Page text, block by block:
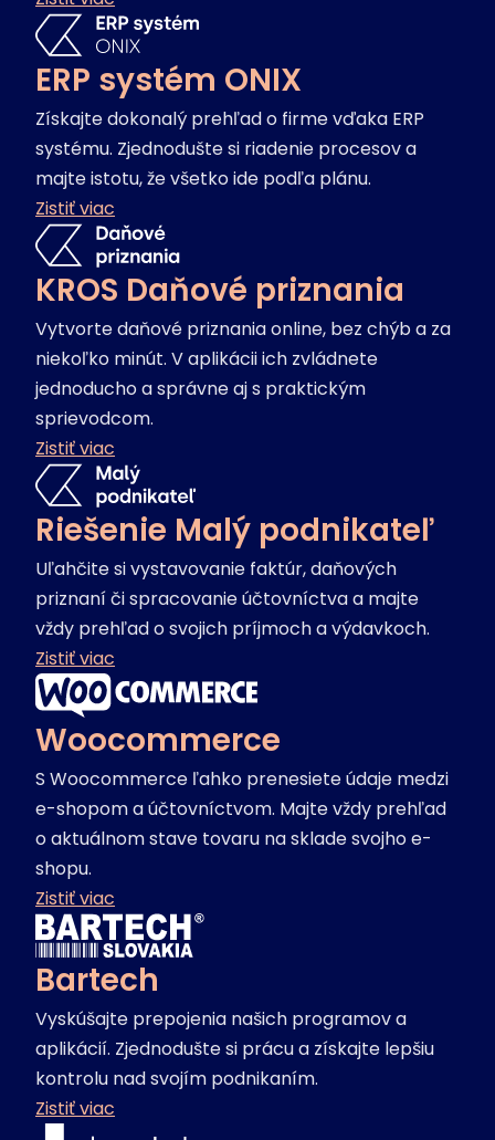
ERP systém ONIX
Získajte dokonalý prehľad o firme vďaka ERP
systému. Zjednodušte si riadenie procesov a
majte istotu, že všetko ide podľa plánu.
Zistiť viac
KROS Daňové priznania
Vytvorte daňové priznania online, bez chýb a za
niekoľko minút. V aplikácii ich zvládnete
jednoducho a správne aj s praktickým
sprievodcom.
Zistiť viac
Riešenie Malý podnikateľ
Uľahčite si vystavovanie faktúr, daňových
priznaní či spracovanie účtovníctva a majte
vždy prehľad o svojich príjmoch a výdavkoch.
Zistiť viac
Woocommerce
S Woocommerce ľahko prenesiete údaje medzi
e-shopom a účtovníctvom. Majte vždy prehľad
o aktuálnom stave tovaru na sklade svojho e-
shopu.
Zistiť viac
Bartech
Vyskúšajte prepojenia našich programov a
aplikácií. Zjednodušte si prácu a získajte lepšiu
kontrolu nad svojím podnikaním.
Zistiť viac